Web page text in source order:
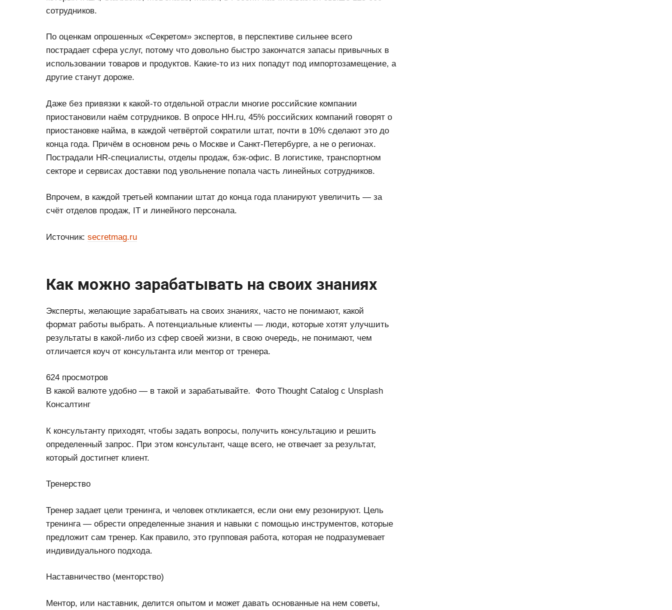
сотрудников.
По оценкам опрошенных «Секретом» экспертов, в перспективе сильнее всего
пострадает сфера услуг, потому что довольно быстро закончатся запасы привычных в
использовании товаров и продуктов. Какие-то из них попадут под импортозамещение, а
другие станут дороже.
Даже без привязки к какой-то отдельной отрасли многие российские компании
приостановили наём сотрудников. В опросе HH.ru, 45% российских компаний говорят о
приостановке найма, в каждой четвёртой сократили штат, почти в 10% сделают это до
конца года. Причём в основном речь о Москве и Санкт-Петербурге, а не о регионах.
Пострадали HR-специалисты, отделы продаж, бэк-офис. В логистике, транспортном
секторе и сервисах доставки под увольнение попала часть линейных сотрудников.
Впрочем, в каждой третьей компании штат до конца года планируют увеличить — за
счёт отделов продаж, IT и линейного персонала.
Источник: secretmag.ru
Как можно зарабатывать на своих знаниях
Эксперты, желающие зарабатывать на своих знаниях, часто не понимают, какой
формат работы выбрать. А потенциальные клиенты — люди, которые хотят улучшить
результаты в какой-либо из сфер своей жизни, в свою очередь, не понимают, чем
отличается коуч от консультанта или ментор от тренера.
624 просмотров
В какой валюте удобно — в такой и зарабатывайте. ​ Фото Thought Catalog c Unsplash
Консалтинг
К консультанту приходят, чтобы задать вопросы, получить консультацию и решить
определенный запрос. При этом консультант, чаще всего, не отвечает за результат,
который достигнет клиент.
Тренерство
Тренер задает цели тренинга, и человек откликается, если они ему резонируют. Цель
тренинга — обрести определенные знания и навыки с помощью инструментов, которые
предложит сам тренер. Как правило, это групповая работа, которая не подразумевает
индивидуального подхода.
Наставничество (менторство)
Ментор, или наставник, делится опытом и может давать основанные на нем советы,